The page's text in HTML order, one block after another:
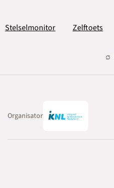
Stelselmonitor Zelftoets
Organisator